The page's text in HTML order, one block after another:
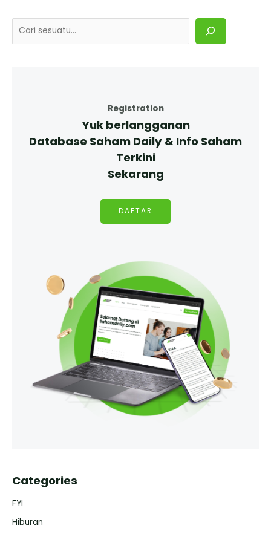
Registration
Yuk berlangganan
Database Saham Daily & Info Saham
Terkini
Sekarang
DAFTAR
Categories
FYI
Hiburan